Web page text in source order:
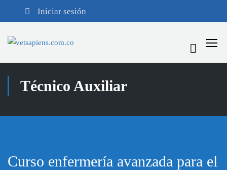
Iniciar sesión
Técnico Auxiliar
Curso enfermería avanzada para el